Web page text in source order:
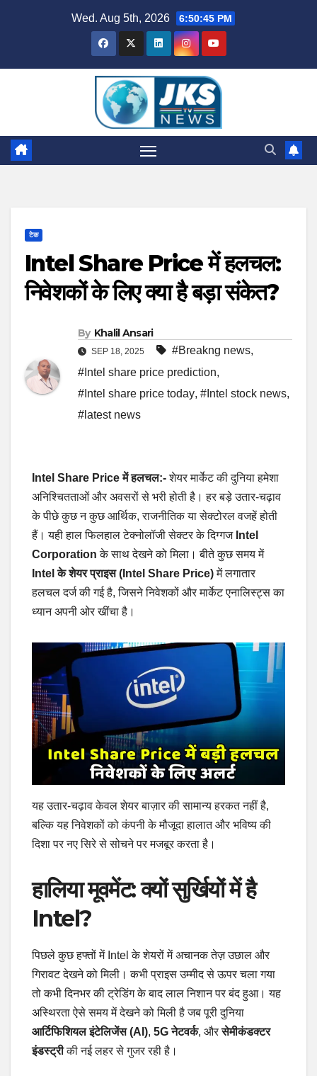
Wed. Aug 5th, 2026 6:50:46 PM
टेक
Intel Share Price में हलचल:
निवेशकों के लिए क्या है बड़ा संकेत?
By Khalil Ansari
SEP 18, 2025 #Breakng news,
#Intel share price prediction,
#Intel share price today, #Intel stock news,
#latest news
Intel Share Price में हलचल:-शेयर मार्केट की दुनिया हमेशा
अनिश्चितताओं और अवसरों से भरी होती है। हर बड़े उतार-चढ़ाव
के पीछे कुछ न कुछ आर्थिक, राजनीतिक या सेक्टोरल वजहें होती
हैं। यही हाल फिलहाल टेक्नोलॉजी सेक्टर के दिग्गज Intel
Corporation के साथ देखने को मिला। बीते कुछ समय में
Intel के शेयर प्राइस (Intel Share Price)में लगातार
हलचल दर्ज की गई है, जिसने निवेशकों और मार्केट एनालिस्ट्स का
ध्यान अपनी ओर खींचा है।
यह उतार-चढ़ाव केवल शेयर बाज़ार की सामान्य हरकत नहीं है,
बल्कि यह निवेशकों को कंपनी के मौजूदा हालात और भविष्य की
दिशा पर नए सिरे से सोचने पर मजबूर करता है।
हालिया मूवमेंट: क्यों सुर्खियों में है
Intel?
पिछले कुछ हफ्तों में Intel के शेयरों में अचानक तेज़ उछाल और
गिरावट देखने को मिली। कभी प्राइस उम्मीद से ऊपर चला गया
तो कभी दिनभर की ट्रेडिंग के बाद लाल निशान पर बंद हुआ। यह
अस्थिरता ऐसे समय में देखने को मिली है जब पूरी दुनिया
आर्टिफिशियल इंटेलिजेंस (AI), 5G नेटवर्क, औरसेमीकंडक्टर
इंडस्ट्रीकी नई लहर से गुजर रही है।